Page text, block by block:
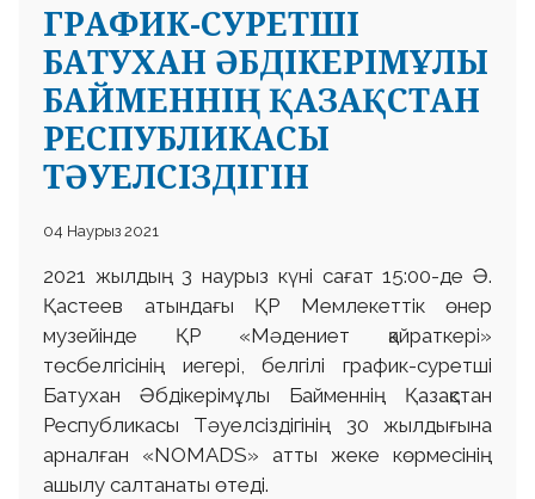
ГРАФИК-СУРЕТШІ
БАТУХАН ӘБДІКЕРІМҰЛЫ
БАЙМЕННІҢ ҚАЗАҚСТАН
РЕСПУБЛИКАСЫ
ТӘУЕЛСІЗДІГІН
04 Наурыз 2021
2021 жылдың 3 наурыз күні сағат 15:00-де Ә.
Қастеев атындағы ҚР Мемлекеттік өнер
музейінде ҚР «Мәдениет қайраткері»
төсбелгісінің иегері, белгілі график-суретші
Батухан Әбдікерімұлы Байменнің Қазақстан
Республикасы Тәуелсіздігінің 30 жылдығына
арналған «NOMADS» атты жеке көрмесінің
ашылу салтанаты өтеді.